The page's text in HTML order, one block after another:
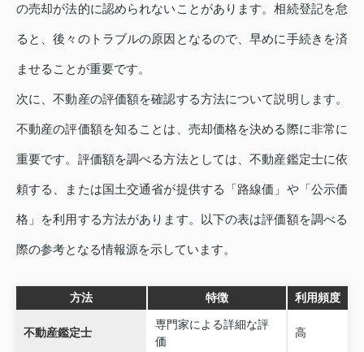
の売却が法的に認められないことがあります。相続登記を怠
ると、後々のトラブルの原因となるので、早めに手続きを済
ませることが重要です。
次に、不動産の評価額を確認する方法について説明します。
不動産の評価額を知ることは、売却価格を決める際に非常に
重要です。評価額を調べる方法としては、不動産鑑定士に依
頼する、または国土交通省が提供する「路線価」や「公示価
格」を利用する方法があります。以下の表は評価額を調べる
際の参考となる情報源を示しています。
方法 特徴 利用頻度
不動産鑑定士
専門家による詳細な評
価
高